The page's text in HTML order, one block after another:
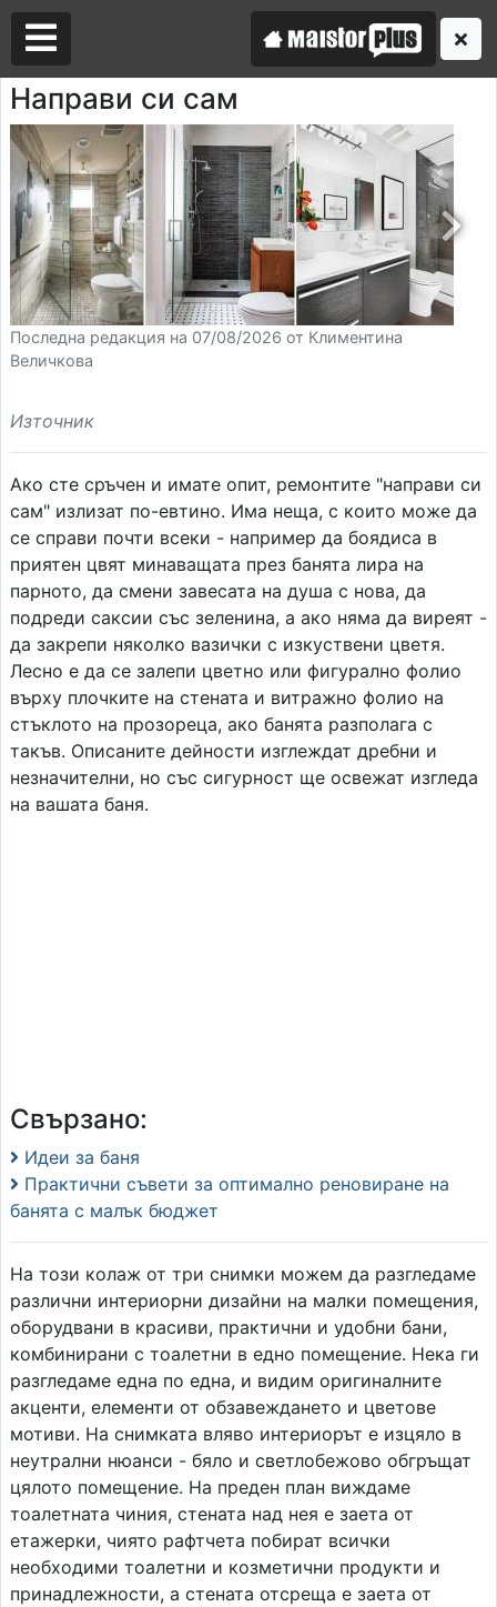
Направи си сам
Последна редакция на 07/08/2026 от Климентина
Величкова
Източник
Ако сте сръчен и имате опит, ремонтите "направи си
сам" излизат по-евтино. Има неща, с които може да
се справи почти всеки - например да боядиса в
приятен цвят минаващата през банята лира на
парното, да смени завесата на душа с нова, да
подреди саксии със зеленина, а ако няма да виреят -
да закрепи няколко вазички с изкуствени цветя.
Лесно е да се залепи цветно или фигурално фолио
върху плочките на стената и витражно фолио на
стъклото на прозореца, ако банята разполага с
такъв. Описаните дейности изглеждат дребни и
незначителни, но със сигурност ще освежат изгледа
на вашата баня.
Свързано:
Идеи за баня
Практични съвети за оптимално реновиране на
банята с малък бюджет
На този колаж от три снимки можем да разгледаме
различни интериорни дизайни на малки помещения,
оборудвани в красиви, практични и удобни бани,
комбинирани с тоалетни в едно помещение. Нека ги
разгледаме една по една, и видим оригиналните
акценти, елементи от обзавеждането и цветове
мотиви. На снимката вляво интериорът е изцяло в
неутрални нюанси - бяло и светлобежово обгръщат
цялото помещение. На преден план виждаме
тоалетната чиния, стената над нея е заета от
етажерки, чиято рафтчета побират всички
необходими тоалетни и козметични продукти и
принадлежности, а стената отсреща е заета от
Аз съм майстор
Търся майстор